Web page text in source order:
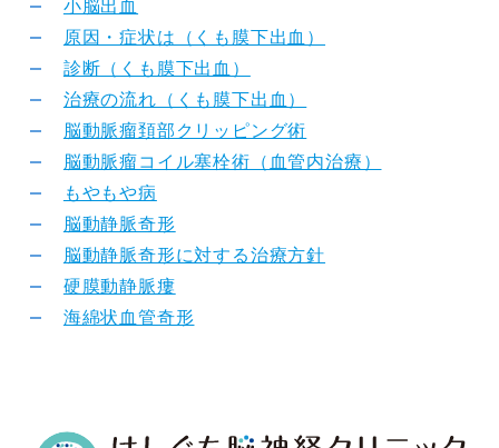
小脳出血
原因・症状は（くも膜下出血）
診断（くも膜下出血）
治療の流れ（くも膜下出血）
脳動脈瘤頚部クリッピング術
脳動脈瘤コイル塞栓術（血管内治療）
もやもや病
脳動静脈奇形
脳動静脈奇形に対する治療方針
硬膜動静脈瘻
海綿状血管奇形